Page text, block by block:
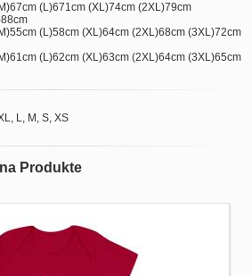
(L)671cm (XL)74cm (2XL)79cm
(L)58cm (XL)64cm (2XL)68cm (3XL)72cm
(L)62cm (XL)63cm (2XL)64cm (3XL)65cm
L, M, S, XS
Produkte